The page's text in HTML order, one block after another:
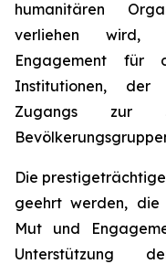
humanitären
verliehen wird,
Engagement für
Institutionen, der
Zugangs zur
Die
geehrt werden, die
Mut und
Unterstützung